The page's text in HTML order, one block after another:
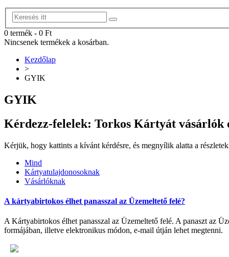
0 termék - 0 Ft
Nincsenek termékek a kosárban.
Kezdőlap
>
GYIK
GYIK
Kérdezz-felelek: Torkos Kártyát vásárlók
Kérjük, hogy kattints a kívánt kérdésre, és megnyílik alatta a
Mind
Kártyatulajdonosoknak
Vásárlóknak
A kártyabirtokos élhet panasszal az Üzemeltető felé?
A Kártyabirtokos élhet panasszal az Üzemeltető felé. A panaszt az
formájában, illetve elektronikus módon, e-mail útján lehet megtenni.